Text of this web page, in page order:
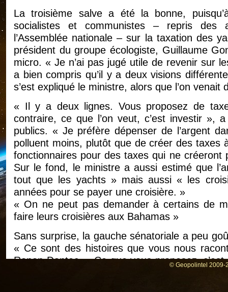
La troisième salve a été la bonne, puisqu’à
socialistes et communistes – repris des
l’Assemblée nationale – sur la taxation des
président du groupe écologiste, Guillaume
micro. « Je n’ai pas jugé utile de revenir sur
a bien compris qu’il y a deux visions
s’est expliqué le ministre, alors que l’on
« Il y a deux lignes. Vous proposez de
contraire, ce que l’on veut, c’est investir »,
publics. « Je préfère dépenser de l’argent
polluent moins, plutôt que de créer des
fonctionnaires pour des taxes qui ne
Sur le fond, le ministre a aussi estimé que
tout que les yachts » mais aussi « les
années pour se payer une croisière. »
« On ne peut pas demander à certains de
faire leurs croisières aux Bahamas »
Sans surprise, la gauche sénatoriale a peu
« Ce sont des histoires que vous nous
Ronan Dantec. « Ce que vous proposez,
© Geopolintel 2009-